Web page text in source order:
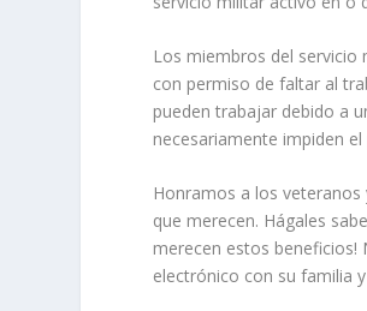
Los miembros del
con permiso de faltar al
pueden trabajar debido a
necesariamente impiden
Honramos a los
que merecen. Hágales
merecen estos beneficios!
electrónico con su familia